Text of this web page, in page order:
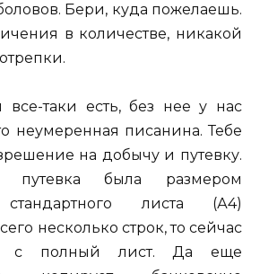
Бери, куда пожелаешь.
в количестве, никакой
все-таки есть, без нее у нас
неумеренная писанина. Тебе
на добычу и путевку.
путевка была размером
листа (А4)
несколько строк, то сейчас
с полный лист. Да еще